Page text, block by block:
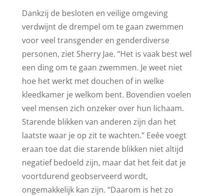
Dankzij de besloten en veilige omgeving
verdwijnt de drempel om te gaan zwemmen
voor veel transgender en genderdiverse
personen, ziet Sherry Jae. “Het is vaak best wel
een ding om te gaan zwemmen. Je weet niet
hoe het werkt met douchen of in welke
kleedkamer je welkom bent. Bovendien voelen
veel mensen zich onzeker over hun lichaam.
Starende blikken van anderen zijn dan het
laatste waar je op zit te wachten.” Eeée voegt
eraan toe dat die starende blikken niet altijd
negatief bedoeld zijn, maar dat het feit dat je
voortdurend geobserveerd wordt,
ongemakkelijk kan zijn. “Daarom is het zo